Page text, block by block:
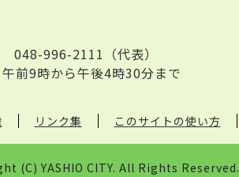
048-996-2111（代表）
前9時から午後4時30分まで
リンク集 このサイトの使い方
(C) YASHIO CITY. All Rights Reserved.